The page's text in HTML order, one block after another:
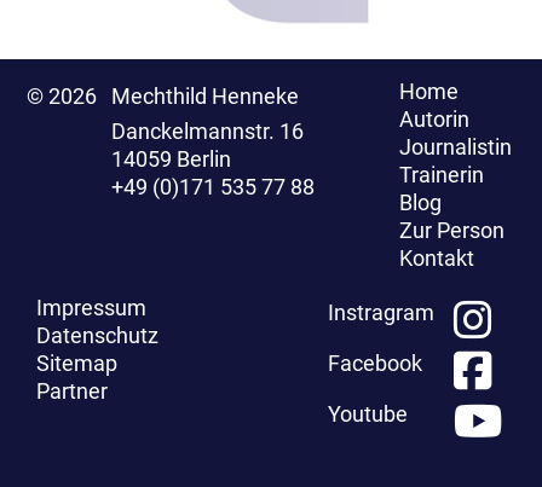
© 2026
Mechthild Henneke
Danckelmannstr. 16
14059 Berlin
+49 (0)171 535 77 88
Home
Autorin
Journalistin
Trainerin
Blog
Zur Person
Kontakt
Impressum
Datenschutz
Sitemap
Partner
Instragram
Facebook
Youtube